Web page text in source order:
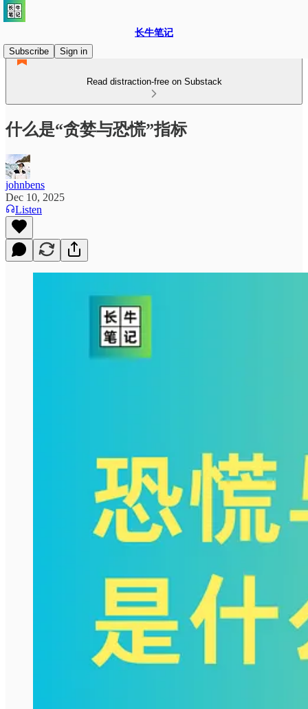
长牛笔记
Subscribe
Sign in
Read distraction-free on Substack
什么是“贪婪与恐慌”指标
johnbens
Dec 10, 2025
Listen